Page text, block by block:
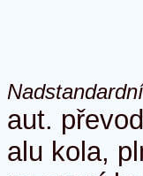
aut.
alu kola,